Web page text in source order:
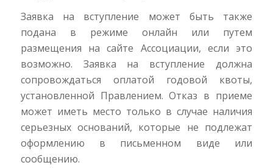
Заявка на вступление может быть также
подана в режиме онлайн или путем
размещения на сайте Ассоциации, если это
возможно. Заявка на вступление должна
сопровождаться оплатой годовой квоты,
установленной Правлением. Отказ в приеме
может иметь место только в случае наличия
серьезных оснований, которые не подлежат
оформлению в письменном виде или
сообщению.